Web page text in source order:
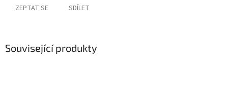
ZEPTAT SE SDÍLET
Související produkty